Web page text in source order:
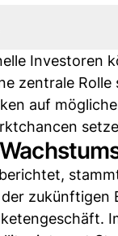
Investoren
zentrale Rolle
auf
zukünftigen